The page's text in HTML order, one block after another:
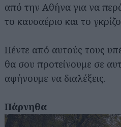
από την Αθήνα για να
το καυσαέριο και το
Πέντε από αυτούς τους
θα σου προτείνουμε σε
αφήνουμε να διαλέξεις.
Πάρνηθα